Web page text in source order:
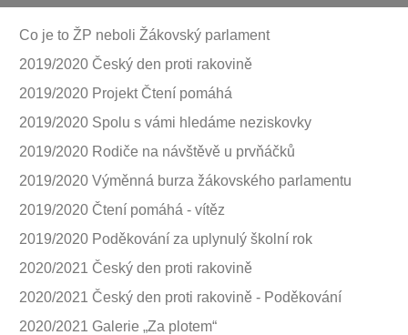
Žákovský
parlament
Co je to ŽP neboli Žákovský parlament
2019/2020 Český den proti rakovině
2019/2020 Projekt Čtení pomáhá
2019/2020 Spolu s vámi hledáme neziskovky
2019/2020 Rodiče na návštěvě u prvňáčků
2019/2020 Výměnná burza žákovského parlamentu
2019/2020 Čtení pomáhá - vítěz
2019/2020 Poděkování za uplynulý školní rok
2020/2021 Český den proti rakovině
2020/2021 Český den proti rakovině - Poděkování
2020/2021 Galerie „Za plotem“